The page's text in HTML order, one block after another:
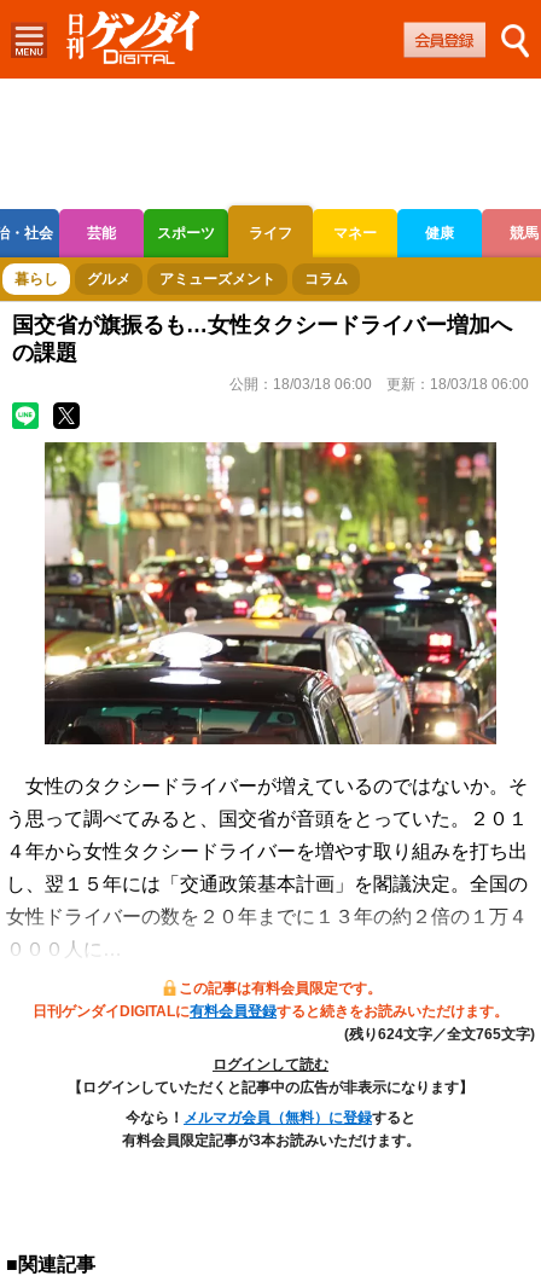
・社会 芸能 スポーツ ライフ マネー 健康 競馬
ボートレース 競輪 オートレース
暮らし グルメ アミューズメント コラム
国交省が旗振るも…女性タクシードライバー増加へ
の課題
公開： 18/03/18 06:00 更新： 18/03/18 06:00
女性のタクシードライバーが増えているのではないか。そ
う思って調べてみると、国交省が音頭をとっていた。２０１
４年から女性タクシードライバーを増やす取り組みを打ち出
し、翌１５年には「交通政策基本計画」を閣議決定。全国の
女性ドライバーの数を２０年までに１３年の約２倍の１万４
０００人に…
この記事は有料会員限定です。
日刊ゲンダイDIGITALに有料会員登録すると続きをお読みいただけます。
(残り624文字／全文765文字)
ログインして読む
【ログインしていただくと記事中の広告が非表示になります】
今なら！ メルマガ会員（無料）に登録すると
有料会員限定記事が3本お読みいただけます。
■関連記事